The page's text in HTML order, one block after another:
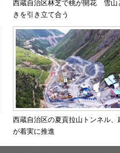
西蔵自治区林芝で桃が開花 雪山
きを引き立て合う
西蔵自治区の夏貢拉山トンネル、
が着実に推進